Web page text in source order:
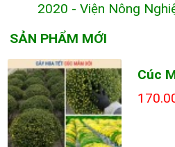
2020 - Viện Nông
SẢN PHẨM MỚI
Cúc